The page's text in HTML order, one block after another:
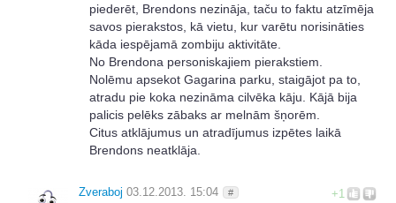
piederēt, Brendons nezināja, taču to faktu atzīmēja
savos pierakstos, kā vietu, kur varētu norisināties
kāda iespējamā zombiju aktivitāte.
No Brendona personiskajiem pierakstiem.
Nolēmu apsekot Gagarina parku, staigājot pa to,
atradu pie koka nezināma cilvēka kāju. Kājā bija
palicis pelēks zābaks ar melnām šņorēm.
Citus atklājumus un atradījumus izpētes laikā
Brendons neatklāja.
+1
Zveraboj 03.12.2013. 15:04 #